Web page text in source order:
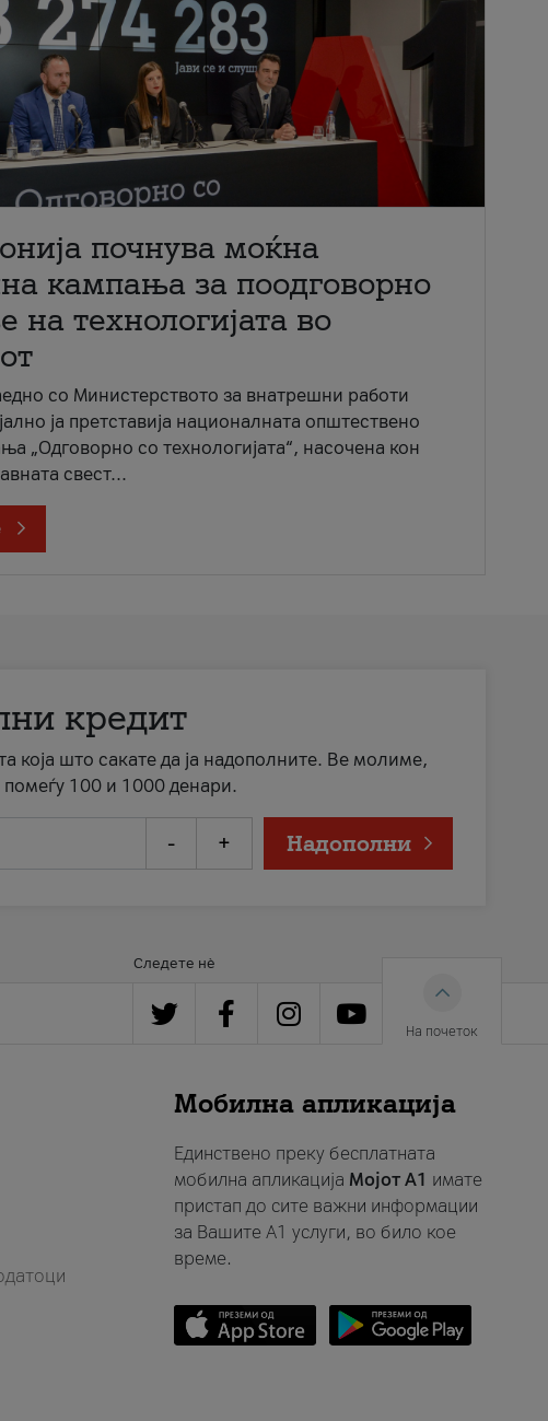
почнува моќна
кампања за поодговорно
на технологијата во
со Министерството за внатрешни работи
ја претставија националната општествено
„Одговорно со технологијата“, насочена кон
свест...
кредит
која што сакате да ја надополните. Ве молиме,
помеѓу 100 и 1000 денари.
- + Надополни
Следете нè
На почеток
Мобилна апликација
Единствено преку бесплатната
мобилна апликација Мојот A1 имате
пристап до сите важни информации
за Вашите A1 услуги, во било кое
време.